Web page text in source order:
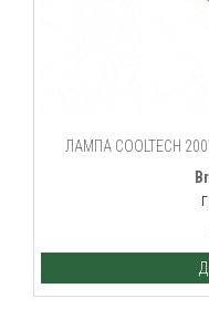
ЛАМПА COOLTECH